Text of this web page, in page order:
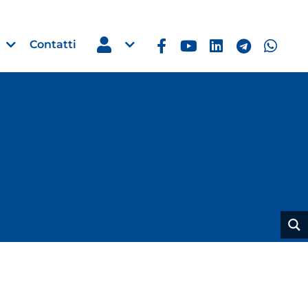
Contatti